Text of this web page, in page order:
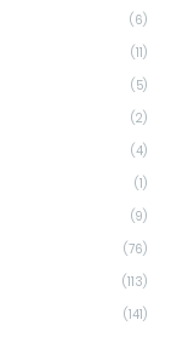
(6)
(11)
(5)
(2)
(4)
(1)
(9)
(76)
(113)
(141)